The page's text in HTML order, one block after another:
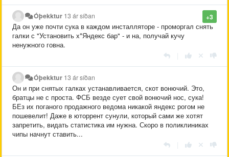
+3
Óþekktur 13 ár síðan
Да он уже почти сука в каждом инсталляторе - проморгал снять
галки с "Установить х*Яндекс бар" - и на, получай кучу
ненужного говна.
Óþekktur 13 ár síðan
Он и при снятых галках устанавливается, скот вонючий. Это,
братцы не с проста. ФСБ везде сует свой вонючий нос, сука!
БЕз их поганого продажного ведома никакой яндекс рогом не
пошевелит! Даже в юторрент сунули, который сами же хотят
запретить, видать статистика им нужна. Скоро в поликлиниках
чипы начнут ставить...